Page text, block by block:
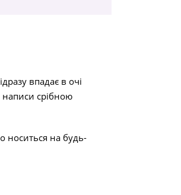
впадає в очі
срібною
носиться на будь-